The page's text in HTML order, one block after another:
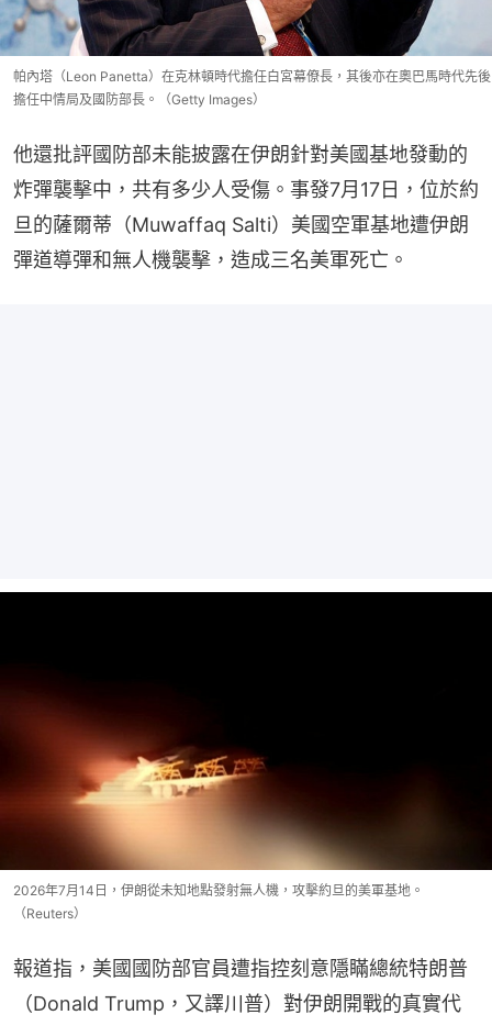
帕內塔（Leon Panetta）在克林頓時代擔任白宮幕僚長，其後亦在奧巴馬時代先後
擔任中情局及國防部長。（Getty Images）
他還批評國防部未能披露在伊朗針對美國基地發動的
炸彈襲擊中，共有多少人受傷。事發7月17日，位於約
旦的薩爾蒂（Muwaffaq Salti）美國空軍基地遭伊朗
彈道導彈和無人機襲擊，造成三名美軍死亡。
2026年7月14日，伊朗從未知地點發射無人機，攻擊約旦的美軍基地。
（Reuters）
報道指，美國國防部官員遭指控刻意隱瞞總統特朗普
（Donald Trump，又譯川普）對伊朗開戰的真實代